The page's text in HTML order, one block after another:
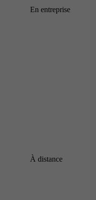
En entreprise
À distance